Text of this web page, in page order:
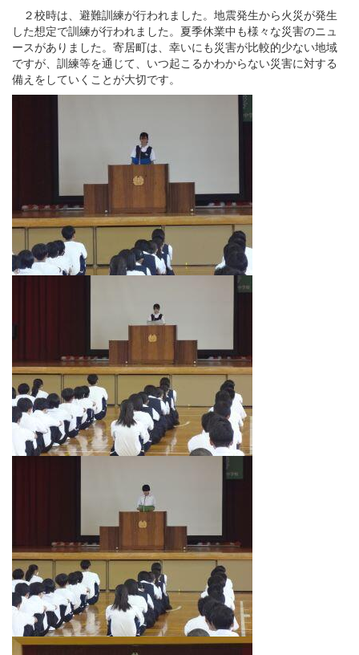
２校時は、避難訓練が行われました。地震発生から火災が発生
した想定で訓練が行われました。夏季休業中も様々な災害のニュ
ースがありました。寄居町は、幸いにも災害が比較的少ない地域
ですが、訓練等を通じて、いつ起こるかわからない災害に対する
備えをしていくことが大切です。